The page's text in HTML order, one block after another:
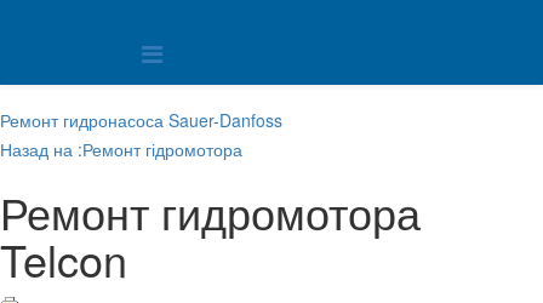
Ремонт гидронасоса Sauer-Danfoss
Назад на :Ремонт гідромотора
Ремонт гидромотора
Telcon